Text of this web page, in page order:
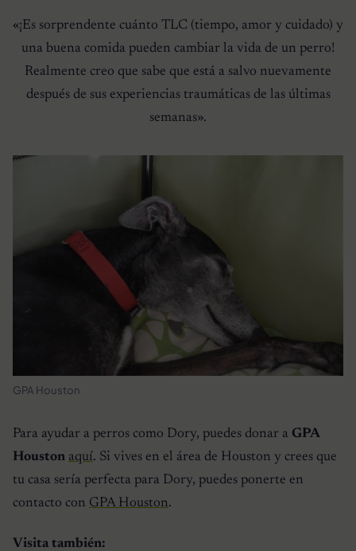
«¡Es sorprendente cuánto TLC (tiempo, amor y cuidado) y
una buena comida pueden cambiar la vida de un perro!
Realmente creo que sabe que está a salvo nuevamente
después de sus experiencias traumáticas de las últimas
semanas».
GPA Houston
Para ayudar a perros como Dory, puedes donar a GPA
Houston aquí. Si vives en el área de Houston y crees que
tu casa sería perfecta para Dory, puedes ponerte en
contacto con GPA Houston.
Visita también: